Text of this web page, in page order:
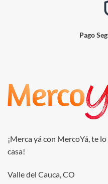
Pago
¡Merca yá con MercoYá, te
casa!
Valle del Cauca, CO